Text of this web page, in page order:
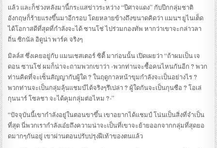
แล้ว และก็ช่วงหลังมานี้กระแสข่าวระหว่าง “ปีศาจแดง” กับปีกกลุ่มชาติ
อังกฤษก็ร้ายแรงขึ้นมาอีกรอบ โดยหลายข้างถึงขนาดคิดว่า แมนฯ ยูไนเต็ด
ได้โอกาสดีที่สุดที่กำลังจะได้ ซานโช่ ไปร่วมกองทัพ หากว่าเขาจะกล่าวลา
ถิ่น ซิกนัล อิดูน่า พาร์ค จริงๆ
มิลล์ส ซึ่งเคยอยู่กับ แมนเชสเตอร์ ซิตี้ มาก่อนนั้น เปิดเผยว่า “ถ้าผมเป็น เจ
ดอน ซานโช่ ผมก็น่าจะถามพวกเขาว่า -พวกท่านจะซื้อคนไหนกันอีก ? พวก
ท่านคิดที่จะเซ็นสัญญากับผู้ใด ? ในฤดูกาลหน้าขุมกำลังจะเป็นอย่างไร ?
พวกท่านจะเป็นกลุ่มลุ้นแชมป์ได้จริงๆรึเปล่า ? ผู้ใดกันจะเป็นกุนซือ ? โอเล่
กุนนาร์ โซลชา จะได้คุมกลุ่มต่อไหม ?-”
“ปัจจุบันนี้เขากำลังอยู่ในตอนขาขึ้น เขาอยากได้แชมป์ โน่นเป็นสิ่งที่จำเป็น
ที่สุด นี่พวกเรากำลังเอ๋ยถึงความน่าจะเป็นที่เขาจะย้ายออกจากกลุ่มที่สุดยอ
ดมากๆกันอยู่ เขาผ่านตอนปรับปรุงฝีเท้าของตนแล้ว